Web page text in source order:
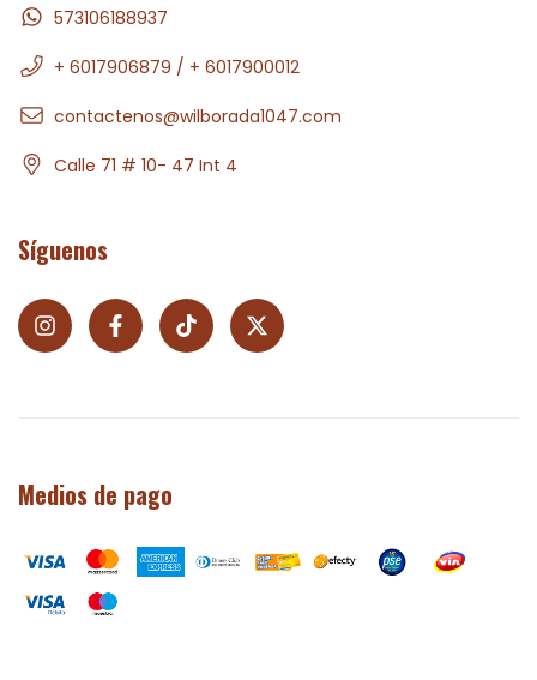
573106188937
+ 6017906879 / + 6017900012
contactenos@wilborada1047.com
Calle 71 # 10- 47 Int 4
Síguenos
Medios de pago